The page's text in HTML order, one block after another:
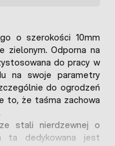
o szerokości 10mm
zielonym. Odporna na
do pracy w
na swoje parametry
do ogrodzeń
to, że taśma zachowa
stali nierdzewnej o
ta dedykowana jest